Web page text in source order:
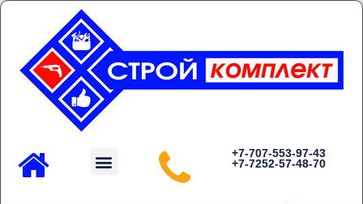
Перейти
содержимому
Menu
+7-707-553-97-43
+7-7252-57-48-70